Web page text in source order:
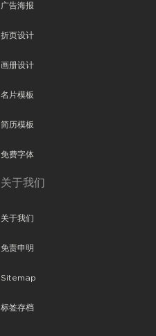
广告海报
折页设计
画册设计
名片模板
简历模板
免费字体
关于我们
关于我们
免责申明
Sitemap
标签存档